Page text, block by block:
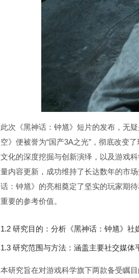
此次《黑神话：钟馗》短片的发布，无
空》便被誉为“国产3A之光”，彻底改变
文化的深度挖掘与创新演绎，以及游戏
量内容更新，成功维持了长达数年的市
话：钟馗》的亮相奠定了坚实的玩家期
重要的参考价值。
1.2 研究目的：分析《黑神话：钟馗》
1.3 研究范围与方法：涵盖主要社交媒
本研究旨在对游戏科学旗下两款备受瞩